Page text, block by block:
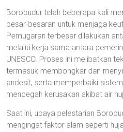
Borobudur telah beberapa kali
besar-besaran untuk menjaga
Pemugaran terbesar dilakukan
melalui kerja sama antara
UNESCO. Proses ini melibatkan
termasuk membongkar dan
andesit, serta memperbaiki
mencegah kerusakan akibat air
Saat ini, upaya pelestarian
mengingat faktor alam seperti